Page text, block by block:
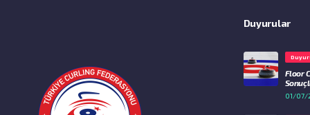
Duyurular
Floor
01/07/